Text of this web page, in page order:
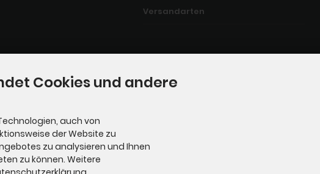
Versandarten
Cookies und andere
auch von
der Website zu
zu analysieren und Ihnen
zu können. Weitere